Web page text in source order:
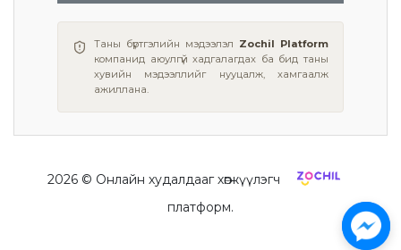
Таны бүртгэлийн мэдээлэл Zochil Platform
компанид аюулгүй хадгалагдах ба бид таны
хувийн мэдээллийг нууцалж, хамгаалж
ажиллана.
2026 © Онлайн худалдааг хөгжүүлэгч
платформ.